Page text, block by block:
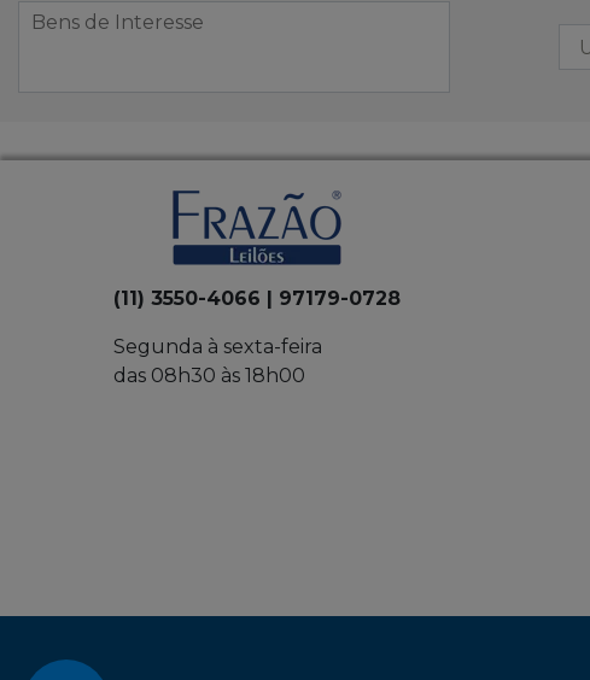
(11) 3550-4066 | 97179-0728
Segunda à sexta-feira
das 08h30 às 18h00